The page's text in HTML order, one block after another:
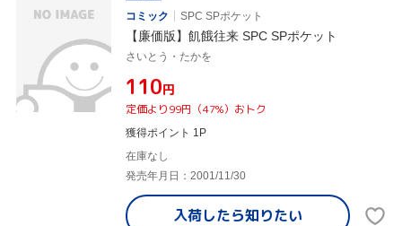
コミック
SPC SPポケット
【廉価版】飢餓往来 SPC SPポケット
さいとう・たかを
¥110円
定価より99円（47%）おトク
獲得ポイント 1P
在庫なし
発売年月日：2001/11/30
入荷したら知りたい